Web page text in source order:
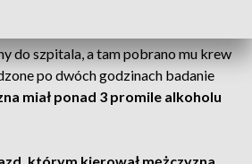
do szpitala, a tam pobrano mu krew
po dwóch godzinach badanie
miał ponad 3 promile alkoholu